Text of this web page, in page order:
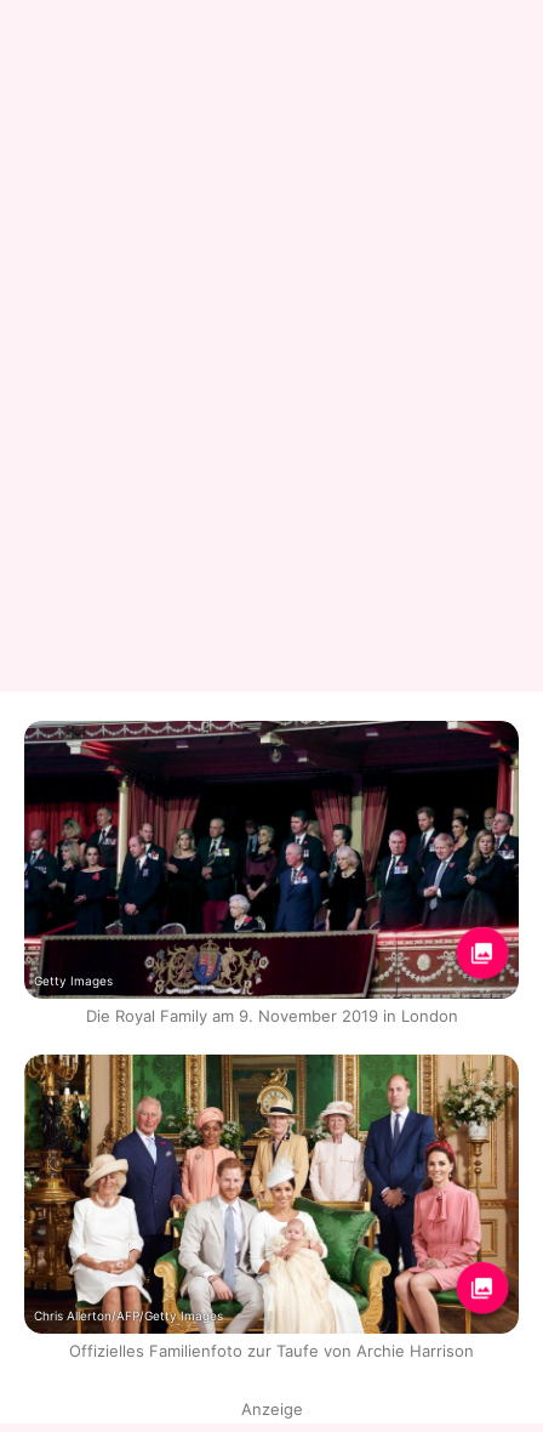
Getty Images
Die Royal Family am 9. November 2019 in London
Chris Allerton/AFP/Getty Images
Offizielles Familienfoto zur Taufe von Archie Harrison
Anzeige